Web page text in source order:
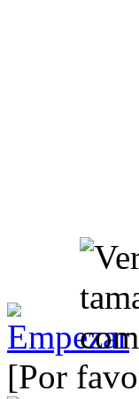
[Por